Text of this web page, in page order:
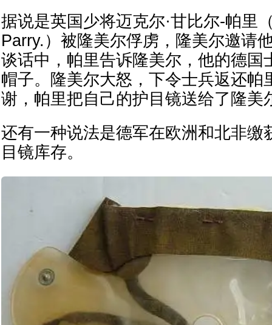
据说是英国少将迈克尔·甘比尔-帕里
Parry.）被隆美尔俘虏，隆美尔邀请
谈话中，帕里告诉隆美尔，他的德国
帽子。隆美尔大怒，下令士兵返还帕
谢，帕里把自己的护目镜送给了隆美
还有一种说法是德军在欧洲和北非缴
目镜库存。